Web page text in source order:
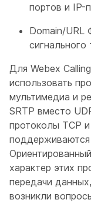
портов и
Domain/URL
Для Webex
использовать
мультимедиа и
SRTP вместо
протоколы TCP
поддерживаются
характер этих
передачи
возникли